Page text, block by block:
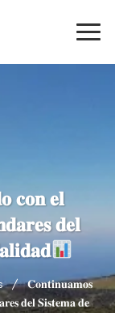
𝐜𝐨𝐧 𝐞𝐥
𝐝𝐞𝐥
𝐂𝐨𝐧𝐭𝐢𝐧𝐮𝐚𝐦𝐨𝐬
𝐝𝐞𝐥 𝐒𝐢𝐬𝐭𝐞𝐦𝐚 𝐝𝐞